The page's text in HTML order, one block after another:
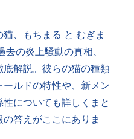
猫、もちまる と むぎま
去の炎上騒動の真相、
解説。彼らの猫の種類
ルドの特性や、新メン
についても詳しくまと
答えがここにありま